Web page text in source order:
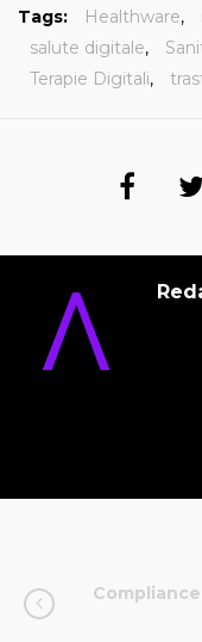
Tags: Healthware,
salute digitale,
Terapie Digitali,